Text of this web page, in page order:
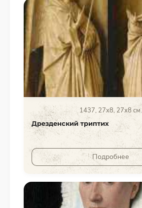
1437, 27х8, 27х8 см.
Дрезденский триптих
Подробнее